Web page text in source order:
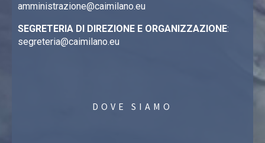
amministrazione@caimilano.eu
SEGRETERIA DI DIREZIONE E ORGANIZZAZIONE:
segreteria@caimilano.eu
DOVE SIAMO